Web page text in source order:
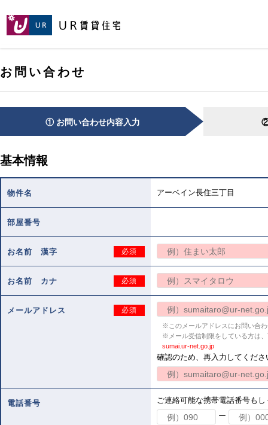
[こ
ヘ
ッ
ダ
お問い合わせ
[こ
か
文
す。]
か
イ
コ
ツ
す。]
① お問い合わせ内容入力 ②
基本情報
物件名 アーベイン長住三丁目
部屋番号
お名前 漢字 必須
お名前 カナ 必須
メールアドレス 必須
※このメールアドレスにお問い合
※メール受信制限をしている方は
sumai.ur-net.go.jp
確認のため、再入力してくださ
電話番号
ご連絡可能な携帯電話番号も
ー
ペ
先
頭
へ